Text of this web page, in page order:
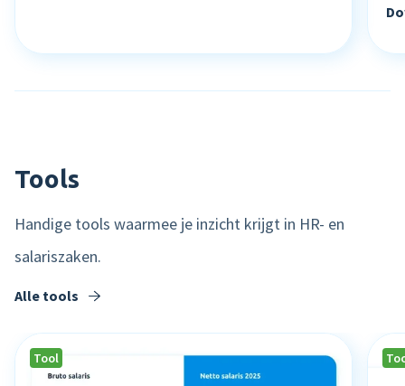
Tools
Handige tools waarmee je inzicht krijgt in HR- en
salariszaken.
Alle tools
Tool